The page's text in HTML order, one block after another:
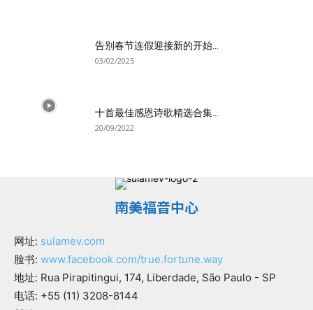
告别春节连假迎接新的开始...
03/02/2025
十首最佳感恩诗歌精选合集...
20/09/2022
南美福音中心
网址: sulamev.com
脸书: www.facebook.com/true.fortune.way
地址: Rua Pirapitingui, 174, Liberdade, São Paulo - SP
电话: +55 (11) 3208-8144